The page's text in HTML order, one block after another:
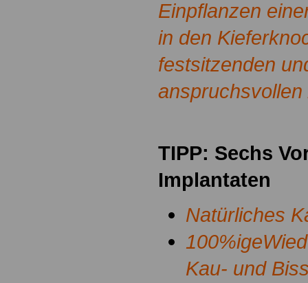
Einpflanzen
in den
festsitzenden
anspruchsvollen
TIPP: Sechs
Implantaten
Natürliches
Kau- und